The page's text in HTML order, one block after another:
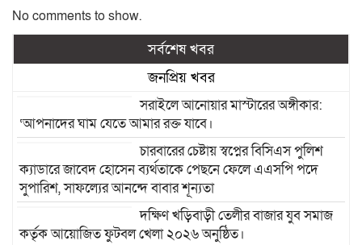
No comments to show.
সর্বশেষ খবর
জনপ্রিয় খবর
সরাইলে আনোয়ার মাস্টারের অঙ্গীকার:
‘আপনাদের ঘাম যেতে আমার রক্ত যাবে।
চারবারের চেষ্টায় স্বপ্নের বিসিএস পুলিশ
ক্যাডারে জাবেদ হোসেন ব্যর্থতাকে পেছনে ফেলে এএসপি পদে
সুপারিশ, সাফল্যের আনন্দে বাবার শূন্যতা
দক্ষিণ খড়িবাড়ী তেলীর বাজার যুব সমাজ
কর্তৃক আয়োজিত ফুটবল খেলা ২০২৬ অনুষ্ঠিত।